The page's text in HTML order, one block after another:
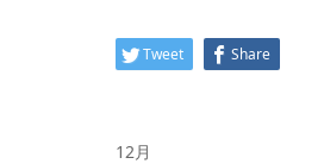
Tweet Share
12月